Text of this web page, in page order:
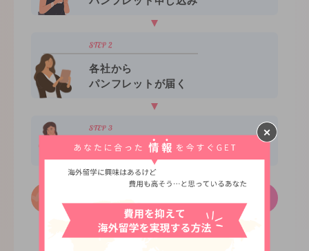
各社から
パンフレットが届く
留学エージェントを比較する